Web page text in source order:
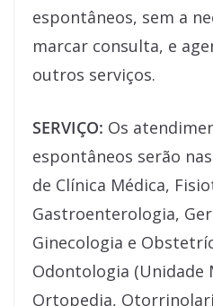
espontâneos, sem a
marcar consulta, e
outros serviços.
SERVIÇO: Os
espontâneos serão
de Clínica Médica,
Gastroenterologia,
Ginecologia e
Odontologia (Unidade
Ortopedia,